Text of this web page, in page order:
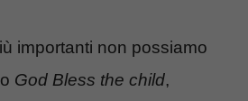
importanti non possiamo
God Bless the child,